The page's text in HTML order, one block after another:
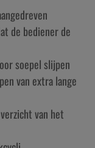
de bediener de
soepel slijpen
van extra lange
van het